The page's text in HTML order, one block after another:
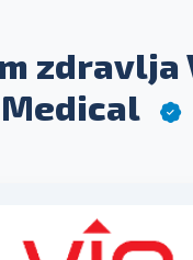
zdravlja
Medical